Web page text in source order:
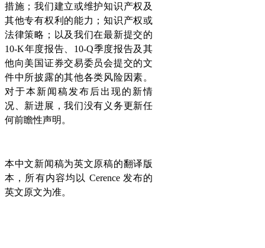
措施；我们建立或维护知识产权及
其他专有权利的能力；知识产权或
法律策略；以及我们在最新提交的
10-K年度报告、10-Q季度报告及其
他向美国证券交易委员会提交的文
件中所披露的其他各类风险因素。
对于本新闻稿发布后出现的新情
况、新进展，我们没有义务更新任
何前瞻性声明。
本中文新闻稿为英文原稿的翻译版
本，所有内容均以 Cerence 发布的
英文原文为准。